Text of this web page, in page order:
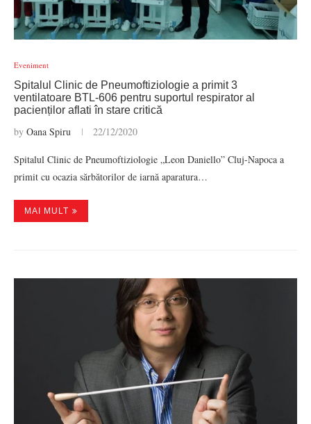
Eveniment
Spitalul Clinic de Pneumoftiziologie a primit 3
ventilatoare BTL-606 pentru suportul respirator al
pacienților aflati în stare critică
by Oana Spiru 22/12/2020
Spitalul Clinic de Pneumoftiziologie „Leon Daniello” Cluj-Napoca a
primit cu ocazia sărbătorilor de iarnă aparatura…
MAI MULT